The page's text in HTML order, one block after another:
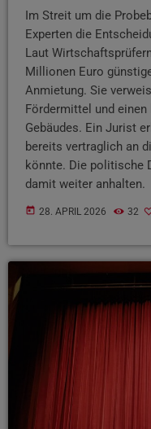
Im Streit um die
Experten die
Laut
Millionen Euro
Anmietung. Sie
Fördermittel und
Gebäudes. Ein Jurist
bereits vertraglich an
könnte. Die politische
damit weiter anhalten.
today 28. APRIL 2026 32